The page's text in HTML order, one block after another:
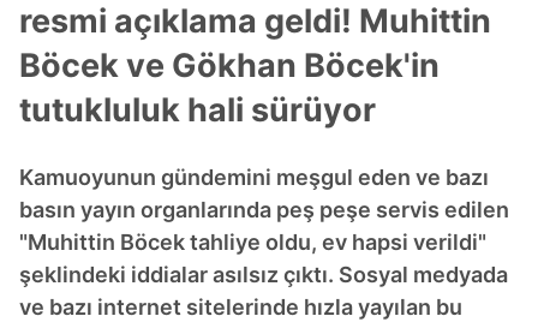
resmi açıklama geldi! Muhittin
Böcek ve Gökhan Böcek'in
tutukluluk hali sürüyor
Kamuoyunun gündemini meşgul eden ve bazı
basın yayın organlarında peş peşe servis edilen
"Muhittin Böcek tahliye oldu, ev hapsi verildi"
şeklindeki iddialar asılsız çıktı. Sosyal medyada
ve bazı internet sitelerinde hızla yayılan bu